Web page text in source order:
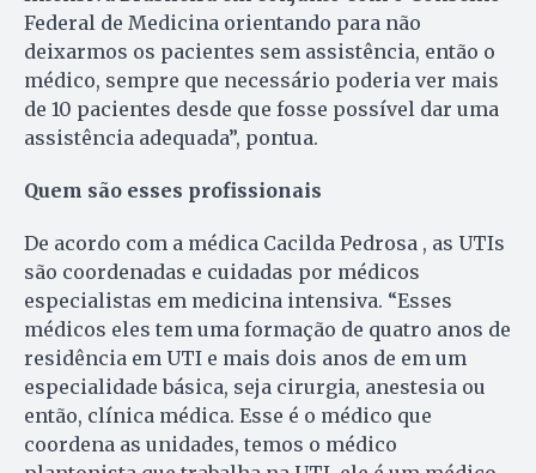
Federal de Medicina orientando para não
deixarmos os pacientes sem assistência, então o
médico, sempre que necessário poderia ver mais
de 10 pacientes desde que fosse possível dar uma
assistência adequada”, pontua.
Quem são esses profissionais
De acordo com a médica Cacilda Pedrosa , as UTIs
são coordenadas e cuidadas por médicos
especialistas em medicina intensiva. “Esses
médicos eles tem uma formação de quatro anos de
residência em UTI e mais dois anos de em um
especialidade básica, seja cirurgia, anestesia ou
então, clínica médica. Esse é o médico que
coordena as unidades, temos o médico